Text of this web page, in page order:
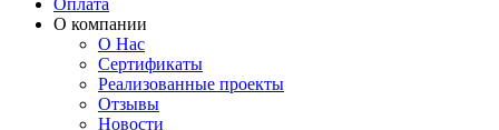
Оплата
О компании
О Нас
Сертификаты
Реализованные проекты
Отзывы
Новости